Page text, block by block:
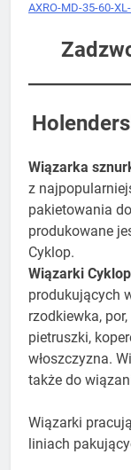
AXRO-MD-35-60-
Wiązarka
z
pakietowania
produkowane
Cyklop.​
Wiązarki
produkujących
rzodkiewka,
pietruszki,
włoszczyzna.
także do
​Wiązarki
liniach